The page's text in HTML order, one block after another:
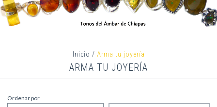
Inicio / Arma tu joyería
ARMA TU JOYERÍA
Ordenar por